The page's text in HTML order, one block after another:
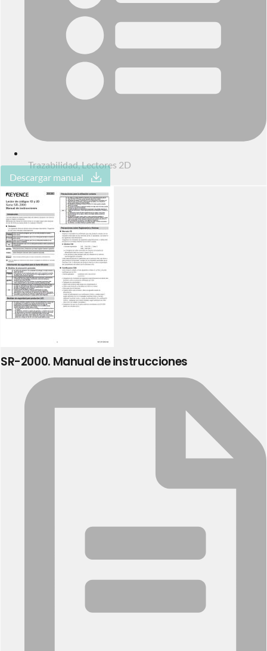
Trazabilidad,Lectores 2D
Descargar manual
SR-2000. Manual de instrucciones